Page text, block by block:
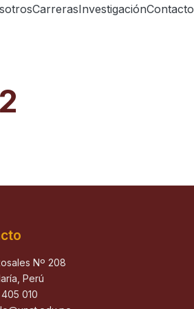
CarrerasInvestigaciónContacto
Nº 208
Perú
010